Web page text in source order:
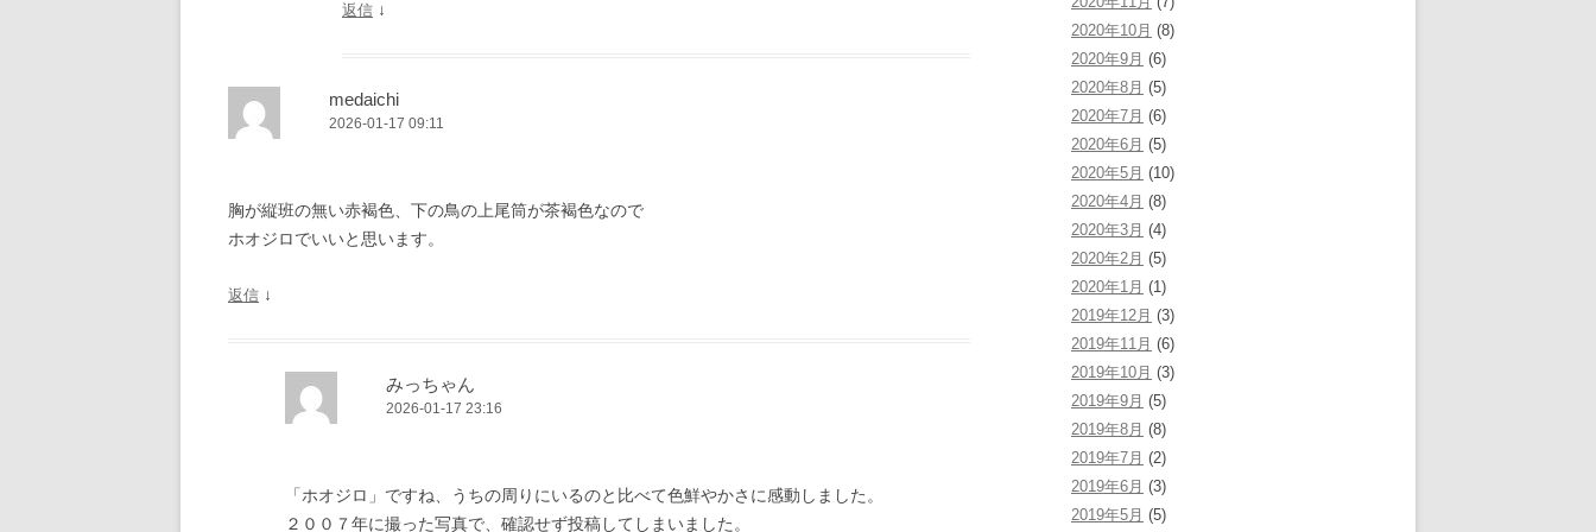
返信 ↓
medaichi
2026-01-17 09:11
胸が縦班の無い赤褐色、下の鳥の上尾筒が茶褐色なので
ホオジロでいいと思います。
返信 ↓
みっちゃん
2026-01-17 23:16
「ホオジロ」ですね、うちの周りにいるのと比べて色鮮やかさに感動しました。
２００７年に撮った写真で、確認せず投稿してしまいました。
2020年10月 (8)
2020年9月 (6)
2020年8月 (5)
2020年7月 (6)
2020年6月 (5)
2020年5月 (10)
2020年4月 (8)
2020年3月 (4)
2020年2月 (5)
2020年1月 (1)
2019年12月 (3)
2019年11月 (6)
2019年10月 (3)
2019年9月 (5)
2019年8月 (8)
2019年7月 (2)
2019年6月 (3)
2019年5月 (5)